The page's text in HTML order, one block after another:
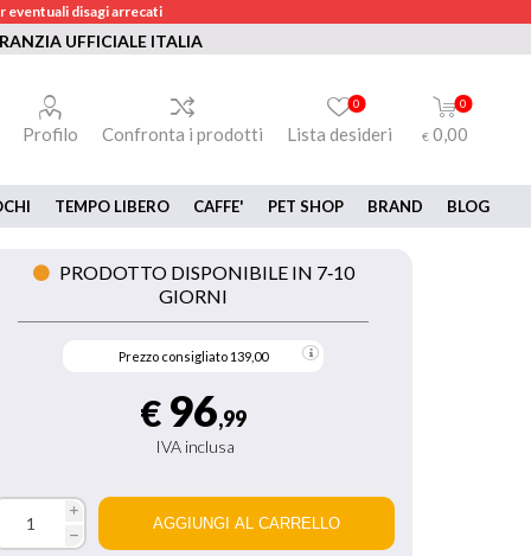
eventuali disagi arrecati
UFFICIALE ITALIA
Profilo Confronta i prodotti Lista desideri
0 0
€ 0,00
TEMPO LIBERO CAFFE' PET SHOP BRAND BLOG
PRODOTTO DISPONIBILE IN 7‑10
GIORNI
Prezzo consigliato 139,00
€ 96,99
IVA inclusa
i
h